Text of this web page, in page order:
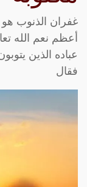
غفران الذنوب
أعظم نعم الله
عباده الذين
فقال